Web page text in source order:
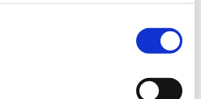
Lagervara
20261352